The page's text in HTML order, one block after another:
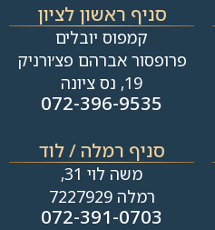
סניף ראשון לציון
קמפוס יובלים
פרופסור אברהם פצ׳ורניק
19, נס ציונה
072-396-9535
סניף רמלה / לוד
משה לוי 31,
רמלה 7227929
072-391-0703